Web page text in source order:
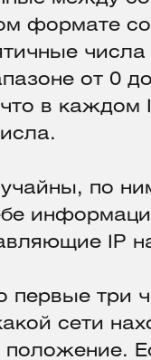
формате
числа
от 0
в каждом
по
IP
первые три
сети